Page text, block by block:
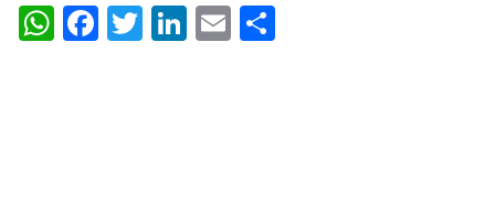
WhatsApp
Facebook
Twitter
LinkedIn
Email